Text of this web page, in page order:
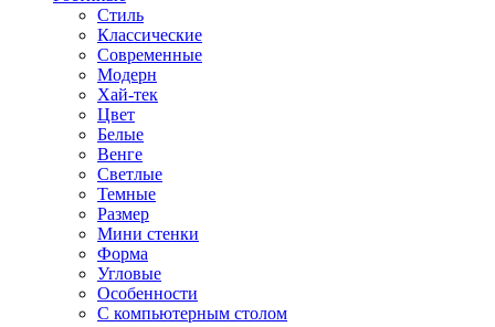
Стиль
Классические
Современные
Модерн
Хай-тек
Цвет
Белые
Венге
Светлые
Темные
Размер
Мини стенки
Форма
Угловые
Особенности
С компьютерным столом